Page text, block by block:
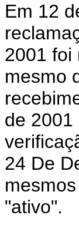
Em 12
2001 foi
mesmo
de 2001
24 De
"ativo".